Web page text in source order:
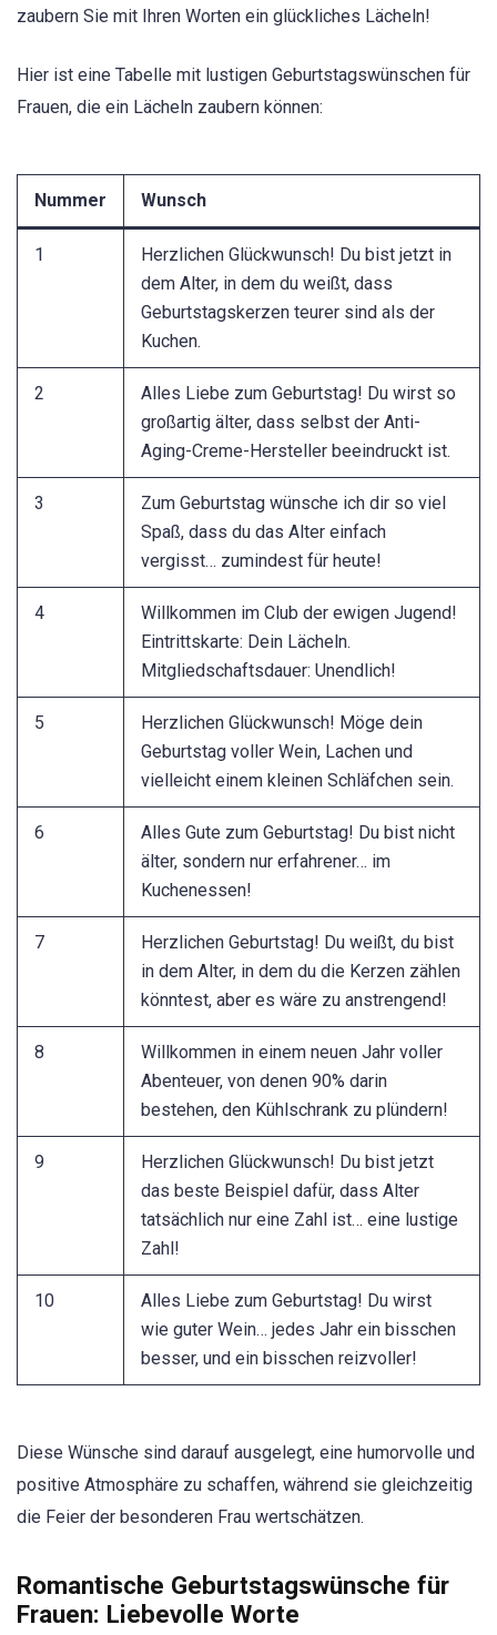
zaubern Sie mit Ihren Worten ein glückliches Lächeln!
Hier ist eine Tabelle mit lustigen Geburtstagswünschen für
Frauen, die ein Lächeln zaubern können:
Nummer Wunsch
1
Herzlichen Glückwunsch! Du bist jetzt in
dem Alter, in dem du weißt, dass
Geburtstagskerzen teurer sind als der
Kuchen.
2
Alles Liebe zum Geburtstag! Du wirst so
großartig älter, dass selbst der Anti-
Aging-Creme-Hersteller beeindruckt ist.
3
Zum Geburtstag wünsche ich dir so viel
Spaß, dass du das Alter einfach
vergisst… zumindest für heute!
4
Willkommen im Club der ewigen Jugend!
Eintrittskarte: Dein Lächeln.
Mitgliedschaftsdauer: Unendlich!
5
Herzlichen Glückwunsch! Möge dein
Geburtstag voller Wein, Lachen und
vielleicht einem kleinen Schläfchen sein.
6
Alles Gute zum Geburtstag! Du bist nicht
älter, sondern nur erfahrener… im
Kuchenessen!
7
Herzlichen Geburtstag! Du weißt, du bist
in dem Alter, in dem du die Kerzen zählen
könntest, aber es wäre zu anstrengend!
8
Willkommen in einem neuen Jahr voller
Abenteuer, von denen 90% darin
bestehen, den Kühlschrank zu plündern!
9
Herzlichen Glückwunsch! Du bist jetzt
das beste Beispiel dafür, dass Alter
tatsächlich nur eine Zahl ist… eine lustige
Zahl!
10
Alles Liebe zum Geburtstag! Du wirst
wie guter Wein… jedes Jahr ein bisschen
besser, und ein bisschen reizvoller!
Diese Wünsche sind darauf ausgelegt, eine humorvolle und
positive Atmosphäre zu schaffen, während sie gleichzeitig
die Feier der besonderen Frau wertschätzen.
Romantische Geburtstagswünsche für
Frauen: Liebevolle Worte